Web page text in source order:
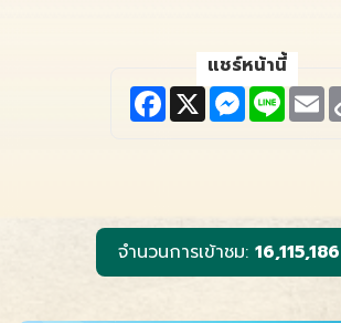
แชร์หน้านี้
F
a
c
X M
e
s
r
L
n
E
m
a
จำนวนการเข้าชม: 16,115,186